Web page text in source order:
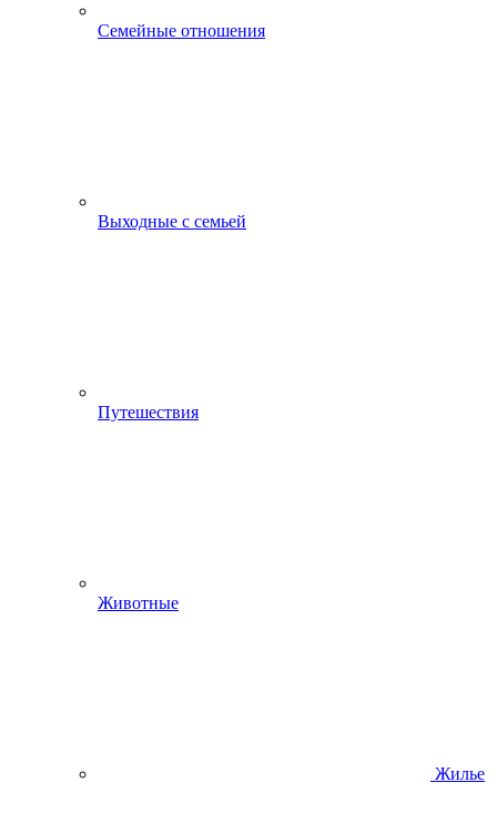
Семейные отношения
Выходные с семьей
Путешествия
Животные
Жилье